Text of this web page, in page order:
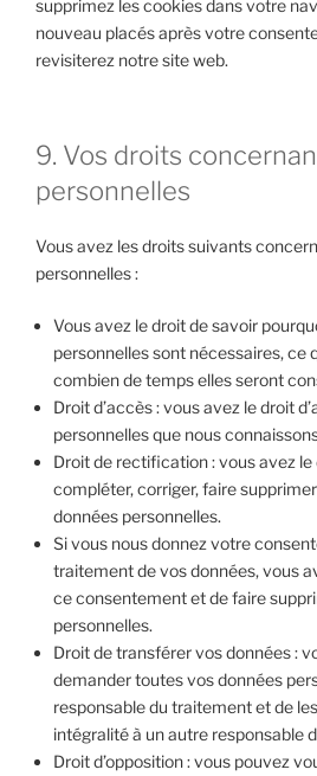
supprimez les cookies dans votre
nouveau placés après votre
revisiterez notre site web.
9. Vos droits
personnelles
Vous avez les droits suivants
personnelles :
Vous avez le droit de savoir
personnelles sont nécessaires, ce
combien de temps elles seront
Droit d’accès : vous avez le droit
personnelles que nous
Droit de rectification : vous avez
compléter, corriger, faire
données personnelles.
Si vous nous donnez votre
traitement de vos données, vous
ce consentement et de faire
personnelles.
Droit de transférer vos données :
demander toutes vos données
responsable du traitement et de
intégralité à un autre responsable
Droit d’opposition : vous pouvez